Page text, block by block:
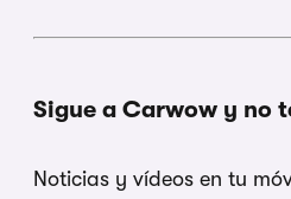
Sigue a Carwow y no
Noticias y vídeos en tu